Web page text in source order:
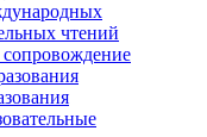
чтений
сопровождение